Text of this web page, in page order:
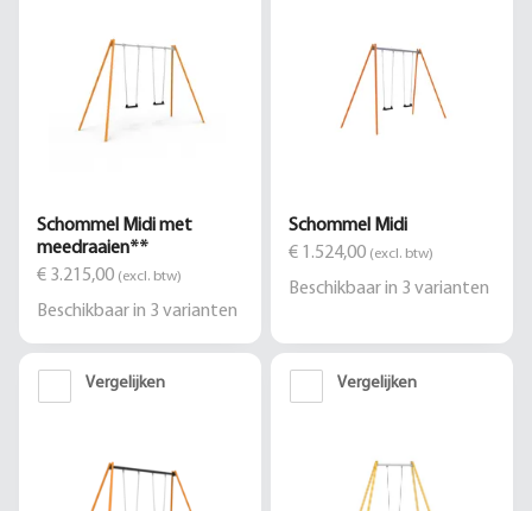
Schommel Midi met
meedraaien**
€ 3.215,00 (excl. btw)
Beschikbaar in 3 varianten
Schommel Midi
€ 1.524,00 (excl. btw)
Beschikbaar in 3 varianten
Vergelijken Vergelijken